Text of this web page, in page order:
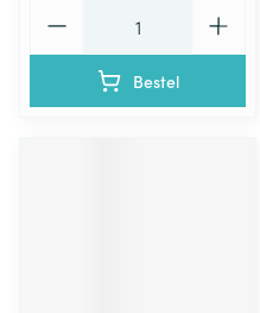
Bestel